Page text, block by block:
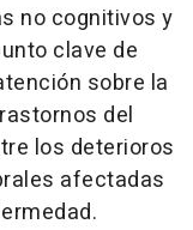
no cognitivos y
clave de
sobre la
del
los deterioros
afectadas